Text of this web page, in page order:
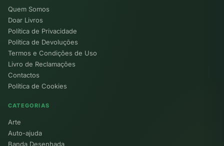
Quem Somos
Doar Livros
Política de Privacidade
Política de Devoluções
Termos e Condições de Uso
Livro de Reclamações
Contactos
Política de Cookies
CATEGORIAS
Arte
Auto-ajuda
Banda Desenhada